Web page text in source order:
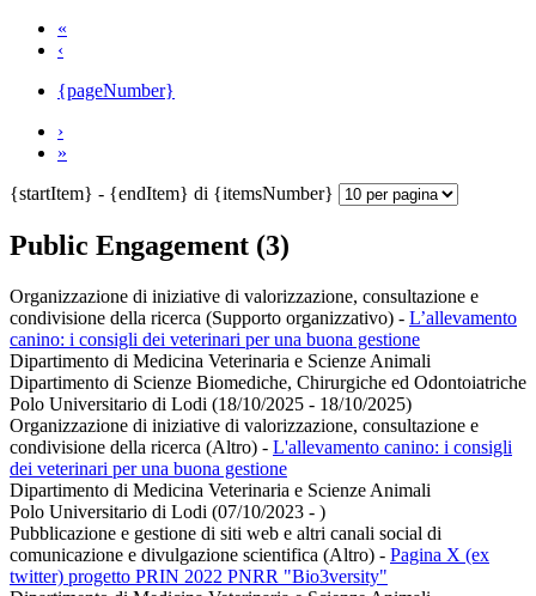
«
‹
{pageNumber}
›
»
{startItem} - {endItem} di {itemsNumber}
Public Engagement (3)
Organizzazione di iniziative di valorizzazione, consultazione e
condivisione della ricerca (Supporto organizzativo) - L’allevamento
canino: i consigli dei veterinari per una buona gestione
Dipartimento di Medicina Veterinaria e Scienze Animali
Dipartimento di Scienze Biomediche, Chirurgiche ed Odontoiatriche
Polo Universitario di Lodi (18/10/2025 - 18/10/2025)
Organizzazione di iniziative di valorizzazione, consultazione e
condivisione della ricerca (Altro) - L'allevamento canino: i consigli
dei veterinari per una buona gestione
Dipartimento di Medicina Veterinaria e Scienze Animali
Polo Universitario di Lodi (07/10/2023 - )
Pubblicazione e gestione di siti web e altri canali social di
comunicazione e divulgazione scientifica (Altro) - Pagina X (ex
twitter) progetto PRIN 2022 PNRR "Bio3versity"